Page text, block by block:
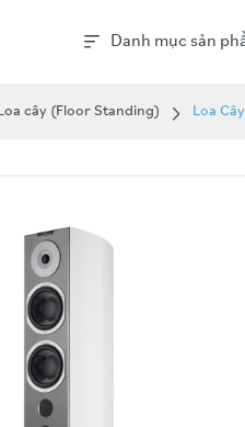
Danh mục sản
cây (Floor Standing) Loa